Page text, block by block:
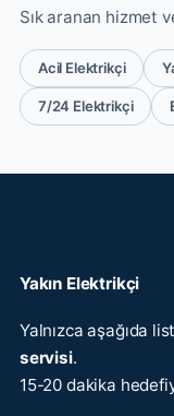
Sık aranan hizmet
Acil Elektrikçi
7/24 Elektrikçi
Yakın Elektrikçi
Yalnızca aşağıda
servisi.
15-20 dakika